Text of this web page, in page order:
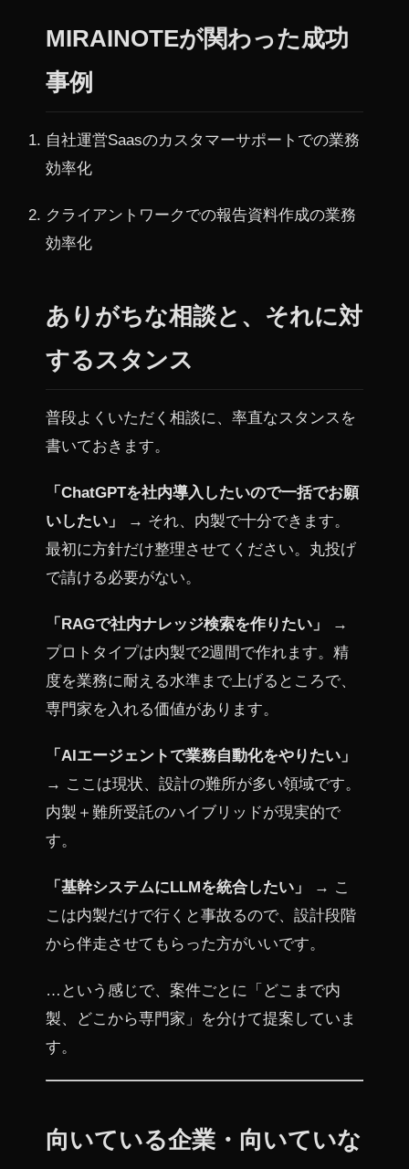
MIRAINOTEが関わった成功
事例
自社運営Saasのカスタマーサポートでの業務
効率化
クライアントワークでの報告資料作成の業務
効率化
ありがちな相談と、それに対
するスタンス
普段よくいただく相談に、率直なスタンスを
書いておきます。
「ChatGPTを社内導入したいので一括でお願
いしたい」
→ それ、内製で十分できます。
最初に方針だけ整理させてください。丸投げ
で請ける必要がない。
「RAGで社内ナレッジ検索を作りたい」
→
プロトタイプは内製で2週間で作れます。精
度を業務に耐える水準まで上げるところで、
専門家を入れる価値があります。
「AIエージェントで業務自動化をやりたい」
→ ここは現状、設計の難所が多い領域です。
内製＋難所受託のハイブリッドが現実的で
す。
「基幹システムにLLMを統合したい」
→ こ
こは内製だけで行くと事故るので、設計段階
から伴走させてもらった方がいいです。
…という感じで、案件ごとに「どこまで内
製、どこから専門家」を分けて提案していま
す。
向いている企業・向いていな